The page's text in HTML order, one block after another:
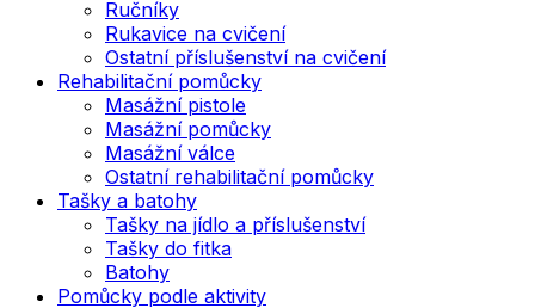
Ručníky
Rukavice na cvičení
Ostatní příslušenství na cvičení
Rehabilitační pomůcky
Masážní pistole
Masážní pomůcky
Masážní válce
Ostatní rehabilitační pomůcky
Tašky a batohy
Tašky na jídlo a příslušenství
Tašky do fitka
Batohy
Pomůcky podle aktivity